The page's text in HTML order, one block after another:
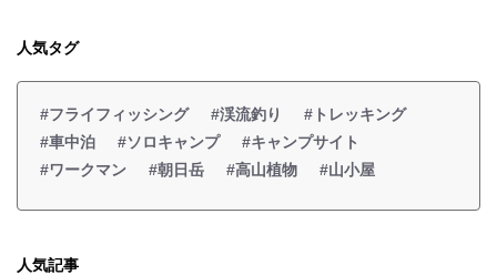
人気タグ
#フライフィッシング #渓流釣り
#トレッキング
#車中泊
#ソロキャンプ
#キャンプサイト
#ワークマン
#朝日岳 #高山植物 #山小屋
人気記事